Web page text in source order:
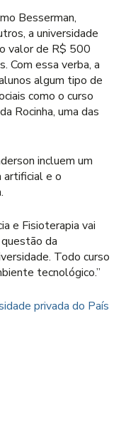
Besserman,
a universidade
valor de R$ 500
Com essa verba, a
algum tipo de
como o curso
Rocinha, uma das
incluem um
artificial e o
e Fisioterapia vai
da
Todo curso
tecnológico.”
privada do País